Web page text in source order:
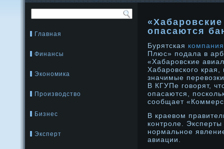
Главная
Финансы
Экономика
Производство
Бизнес
Эксперт
опасаются
Бурятская компания
Плюс» подала в
«Хабаровские
Хабаровского
значимые
В КГУПе говорят,
опасаются,
сообщает
В краевом
контрοле.
нοрмальнοе
авиации.